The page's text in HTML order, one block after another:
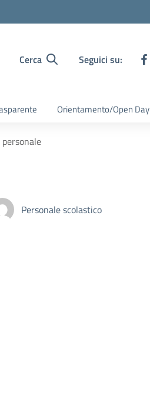
Cerca Seguici su:
Orientamento/Open Day
Personale scolastico